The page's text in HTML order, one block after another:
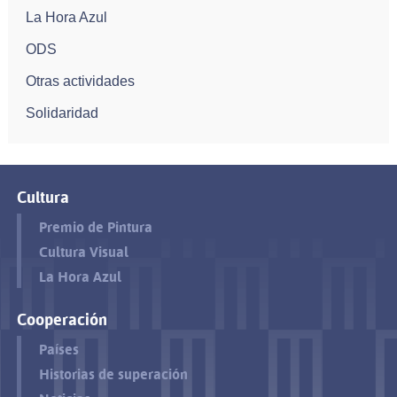
La Hora Azul
ODS
Otras actividades
Solidaridad
Cultura
Premio de Pintura
Cultura Visual
La Hora Azul
Cooperación
Países
Historias de superación